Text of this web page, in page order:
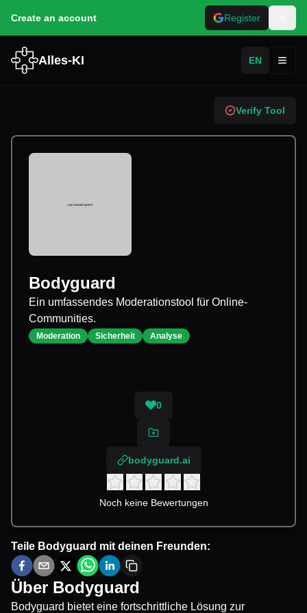
Create an account Register
Alles-KI EN
Verify Tool
Bodyguard
Ein umfassendes Moderationstool für Online-
Communities.
Moderation Sicherheit Analyse
0
bodyguard.ai
Noch keine Bewertungen
Teile Bodyguard mit deinen Freunden:
Über Bodyguard
Bodyguard bietet eine fortschrittliche Lösung zur